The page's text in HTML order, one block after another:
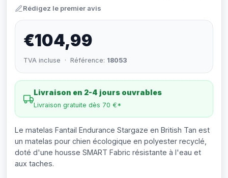
Rédigez le premier avis
€104,99
TVA incluse · Référence: 18053
Livraison en 2-4 jours ouvrables
Livraison gratuite dès 70 €*
Le matelas Fantail Endurance Stargaze en British Tan est
un matelas pour chien écologique en polyester recyclé,
doté d'une housse SMART Fabric résistante à l'eau et
aux taches.